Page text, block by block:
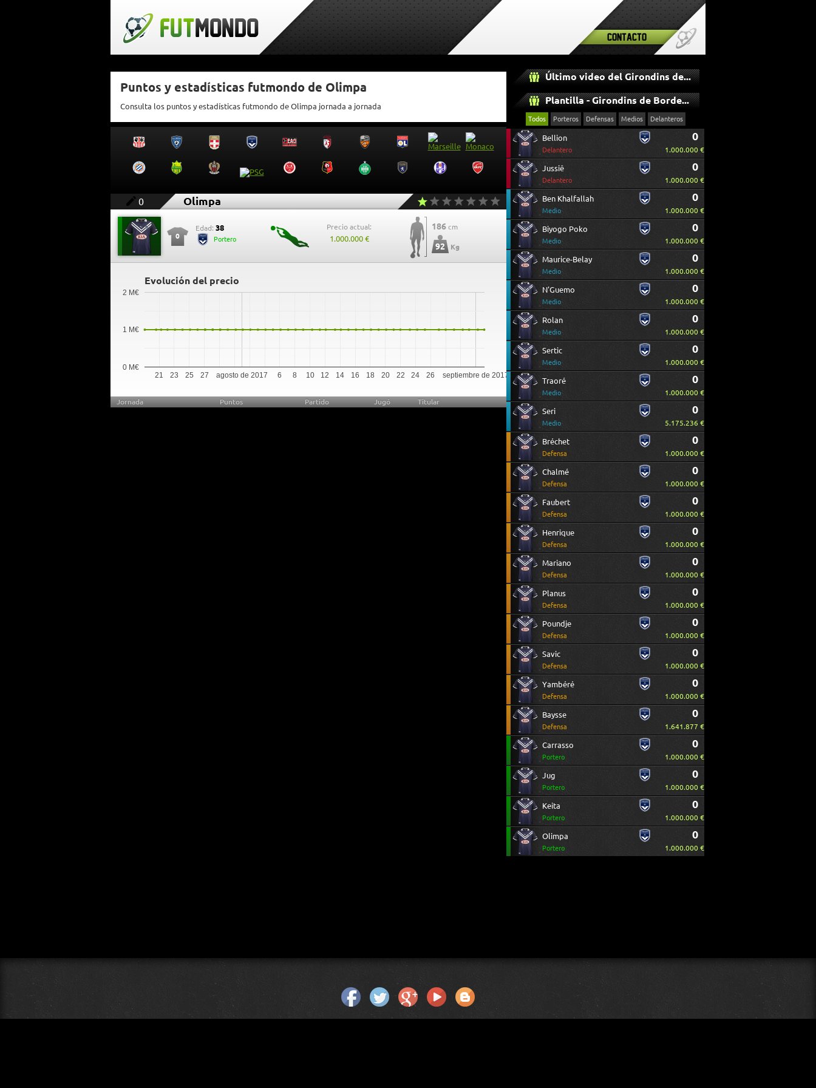
Contacto
Puntos y estadísticas futmondo de Olimpa
Consulta los puntos y estadísticas futmondo de Olimpa jornada a jornada
0 Olimpa
0
Edad: 38
Portero
Precio actual:
1.000.000 €
186 cm
92 Kg
Evolución del precio
agosto de 2017 septiembre de 2017
21 23 25 27 6 8 10 12 14 16 18 20 22 24 26
0 M€
1 M€
2 M€
Jornada Puntos Partido Jugó Titular
Último video del Girondins de Bordeaux
Plantilla - Girondins de Bordeaux
Todos Porteros Defensas Medios Delanteros
Bellion
Delantero
0
1.000.000 €
Jussiê
Delantero
0
1.000.000 €
Ben Khalfallah
Medio
0
1.000.000 €
Biyogo Poko
Medio
0
1.000.000 €
Maurice-Belay
Medio
0
1.000.000 €
N'Guemo
Medio
0
1.000.000 €
Rolan
Medio
0
1.000.000 €
Sertic
Medio
0
1.000.000 €
Traoré
Medio
0
1.000.000 €
Seri
Medio
0
5.175.236 €
Bréchet
Defensa
0
1.000.000 €
Chalmé
Defensa
0
1.000.000 €
Faubert
Defensa
0
1.000.000 €
Henrique
Defensa
0
1.000.000 €
Mariano
Defensa
0
1.000.000 €
Planus
Defensa
0
1.000.000 €
Poundje
Defensa
0
1.000.000 €
Savic
Defensa
0
1.000.000 €
Yambéré
Defensa
0
1.000.000 €
Baysse
Defensa
0
1.641.877 €
Carrasso
Portero
0
1.000.000 €
Jug
Portero
0
1.000.000 €
Keita
Portero
0
1.000.000 €
Olimpa
Portero
0
1.000.000 €